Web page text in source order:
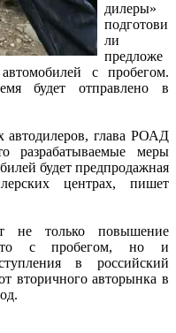
дилеры»
подготови
ли
предложе
с пробегом.
будет отправлено в
автодилеров, глава РОАД
разрабатываемые меры
будет предпродажная
центрах, пишет
не только повышение
с пробегом, но и
в российский
вторичного авторынка в